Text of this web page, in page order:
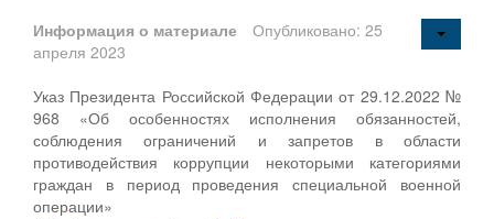
Информация о материале
Опубликовано: 25
апреля 2023
Указ Президента Российской Федерации от 29.12.2022 №
968 «Об особенностях исполнения обязанностей,
соблюдения ограничений и запретов в области
противодействия коррупции некоторыми категориями
граждан в период проведения специальной военной
операции»